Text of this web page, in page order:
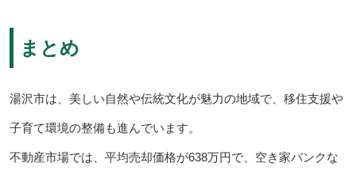
まとめ
湯沢市は、美しい自然や伝統文化が魅力の地域で、移住支援や
子育て環境の整備も進んでいます。
不動産市場では、平均売却価格が638万円で、空き家バンクな